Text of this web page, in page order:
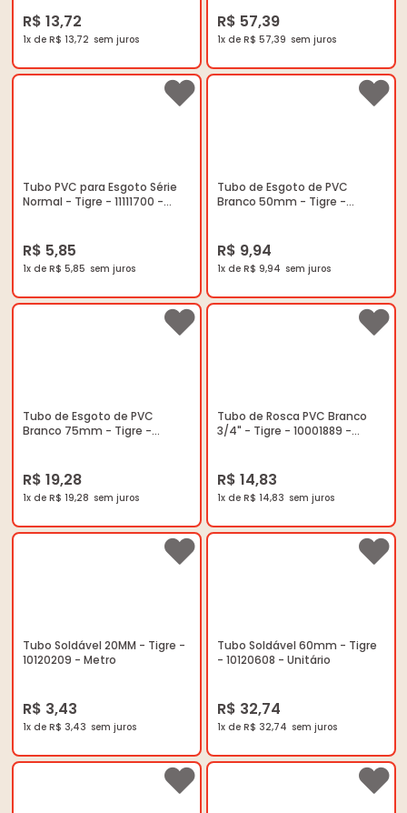
R$ 13,72
1x de R$ 13,72
R$ 57,39
1x de R$ 57,39
Tubo PVC para Esgoto Série
Normal - Tigre - 11111700 -
R$ 5,85
1x de R$ 5,85
Tubo de Esgoto de PVC
Branco 50mm - Tigre -
R$ 9,94
1x de R$ 9,94
Tubo de Esgoto de PVC
Branco 75mm - Tigre -
R$ 19,28
1x de R$ 19,28
Tubo de Rosca PVC Branco
3/4" - Tigre - 10001889 -
R$ 14,83
1x de R$ 14,83
Tubo Soldável 20MM - Tigre -
10120209 - Metro
R$ 3,43
1x de R$ 3,43
Tubo Soldável 60mm - Tigre
- 10120608 - Unitário
R$ 32,74
1x de R$ 32,74